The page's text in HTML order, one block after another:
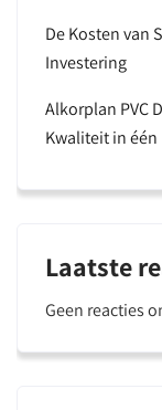
De Kosten van
Investering
Alkorplan PVC
Kwaliteit in één
Laatste
Geen reacties